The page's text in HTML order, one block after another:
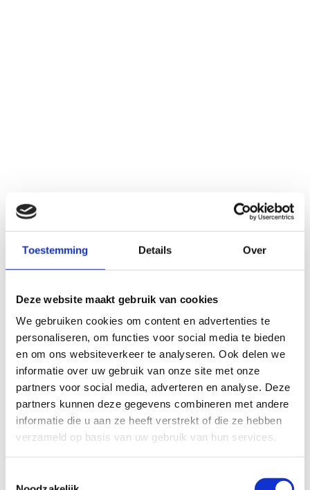
Toestemming Details Over
Deze website maakt gebruik van cookies
We gebruiken cookies om content en advertenties te
personaliseren, om functies voor social media te bieden
en om ons websiteverkeer te analyseren. Ook delen we
informatie over uw gebruik van onze site met onze
partners voor social media, adverteren en analyse. Deze
partners kunnen deze gegevens combineren met andere
informatie die u aan ze heeft verstrekt of die ze hebben
verzameld op basis van uw gebruik van hun services.